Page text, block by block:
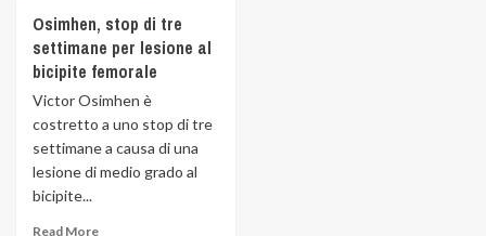
Osimhen, stop di tre
settimane per lesione al
bicipite femorale
Victor Osimhen è
costretto a uno stop di tre
settimane a causa di una
lesione di medio grado al
bicipite...
Read More